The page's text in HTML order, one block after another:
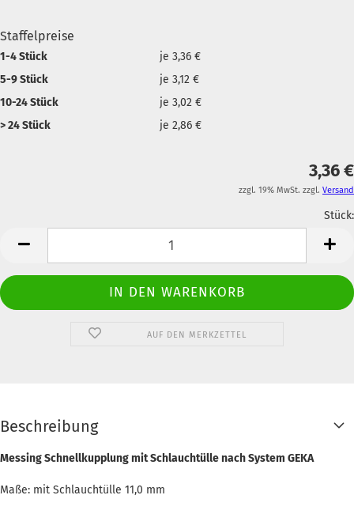
Staffelpreise
1-4 Stück
je 3,36 €
5-9 Stück
je 3,12 €
10-24 Stück
je 3,02 €
> 24 Stück
je 2,86 €
3,36 €
zzgl. 19% MwSt. zzgl. Versand
Stück:
AUF DEN MERKZETTEL
Beschreibung
Messing Schnellkupplung mit Schlauchtülle nach System GEKA
Maße: mit Schlauchtülle 11,0 mm